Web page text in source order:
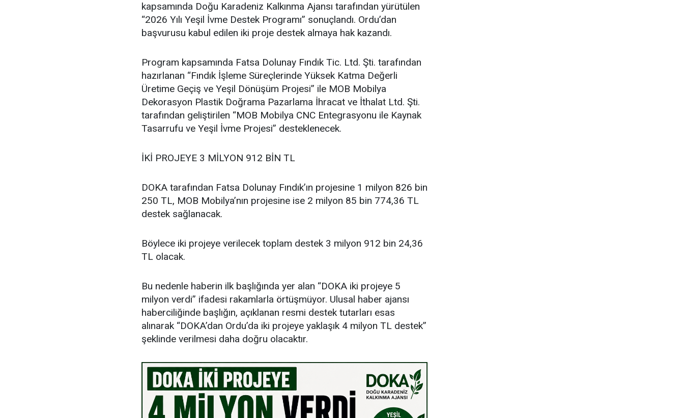
kapsamında Doğu Karadeniz Kalkınma Ajansı tarafından yürütülen
“2026 Yılı Yeşil İvme Destek Programı” sonuçlandı. Ordu’dan
başvurusu kabul edilen iki proje destek almaya hak kazandı.
Program kapsamında Fatsa Dolunay Fındık Tic. Ltd. Şti. tarafından
hazırlanan “Fındık İşleme Süreçlerinde Yüksek Katma Değerli
Üretime Geçiş ve Yeşil Dönüşüm Projesi” ile MOB Mobilya
Dekorasyon Plastik Doğrama Pazarlama İhracat ve İthalat Ltd. Şti.
tarafından geliştirilen “MOB Mobilya CNC Entegrasyonu ile Kaynak
Tasarrufu ve Yeşil İvme Projesi” desteklenecek.
İKİ PROJEYE 3 MİLYON 912 BİN TL
DOKA tarafından Fatsa Dolunay Fındık’ın projesine 1 milyon 826 bin
250 TL, MOB Mobilya’nın projesine ise 2 milyon 85 bin 774,36 TL
destek sağlanacak.
Böylece iki projeye verilecek toplam destek 3 milyon 912 bin 24,36
TL olacak.
Bu nedenle haberin ilk başlığında yer alan “DOKA iki projeye 5
milyon verdi” ifadesi rakamlarla örtüşmüyor. Ulusal haber ajansı
haberciliğinde başlığın, açıklanan resmi destek tutarları esas
alınarak “DOKA’dan Ordu’da iki projeye yaklaşık 4 milyon TL destek”
şeklinde verilmesi daha doğru olacaktır.